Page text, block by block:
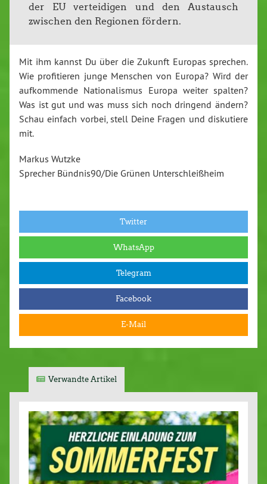
der EU verteidigen und den Austausch
zwischen den Regionen fördern.
Mit ihm kannst Du über die Zukunft Europas sprechen.
Wie profitieren junge Menschen von Europa? Wird der
aufkommende Nationalismus Europa weiter spalten?
Was ist gut und was muss sich noch dringend ändern?
Schau einfach vorbei, stell Deine Fragen und diskutiere
mit.
Markus Wutzke
Sprecher Bündnis90/Die Grünen Unterschleißheim
Twitter
WhatsApp
Telegram
Facebook
E-Mail
Verwandte Artikel